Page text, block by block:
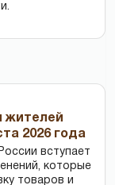
жителей
2026 года
вступает
которые
товаров и